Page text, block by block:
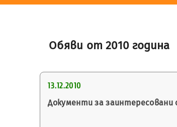
Обяви от 2010 година
13.12.2010
Документи за